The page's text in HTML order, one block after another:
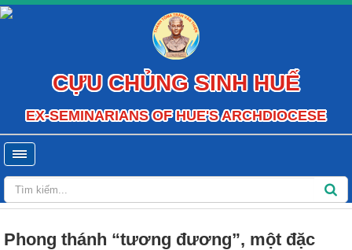
CỰU CHỦNG SINH HUẾ
EX-SEMINARIANS OF HUE'S ARCHDIOCESE
Phong thánh “tương đương”, một đặc